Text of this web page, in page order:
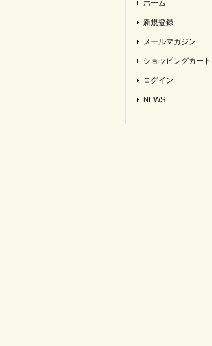
ホーム
新規登録
メールマガジン
ショッピングカート
ログイン
NEWS